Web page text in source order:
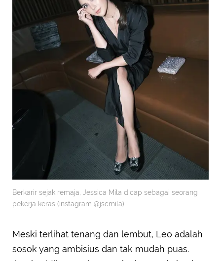
Berkarir sejak remaja, Jessica Mila dicap sebagai seorang
pekerja keras (instagram @jscmila)
Meski terlihat tenang dan lembut, Leo adalah
sosok yang ambisius dan tak mudah puas.